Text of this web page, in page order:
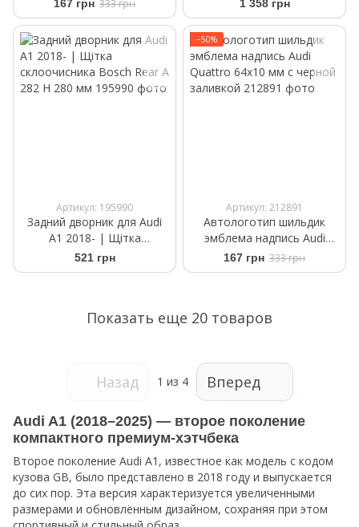
красной заливкой в салон
167 грн 333 грн
бескаркасные Bosch
AeroTwin A 863 S 650/450
мм
1 358 грн
Артикул: 195990
Задний дворник для Audi
A1 2018- | Щітка
склоочисника Bosch Rear A
282 H 280 мм
521 грн
−50%
Артикул: 212891
Автологотип шильдик
эмблема надпись Audi
Quattro 64x10 мм c черной
заливкой
167 грн 333 грн
Показать еще 20 товаров
Назад 1 из 4 Вперед
Audi A1 (2018–2025) — второе поколение
компактного премиум-хэтчбека
Второе поколение Audi A1, известное как модель с кодом
кузова GB, было представлено в 2018 году и выпускается
до сих пор. Эта версия характеризуется увеличенными
размерами и обновлённым дизайном, сохраняя при этом